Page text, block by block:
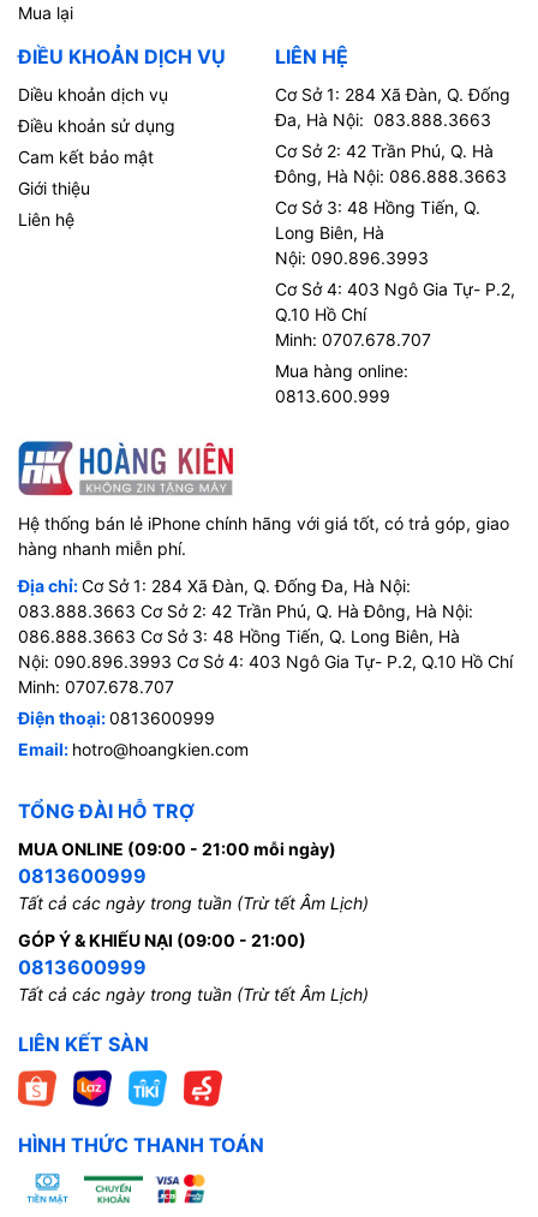
Mua lại
ĐIỀU KHOẢN DỊCH VỤ
Diều khoản dịch vụ
Điều khoản sử dụng
Cam kết bảo mật
Giới thiệu
Liên hệ
LIÊN HỆ
Cơ Sở 1: 284 Xã Đàn, Q. Đống
Đa, Hà Nội: 083.888.3663
Cơ Sở 2: 42 Trần Phú, Q. Hà
Đông, Hà Nội: 086.888.3663
Cơ Sở 3: 48 Hồng Tiến, Q.
Long Biên, Hà
Nội: 090.896.3993
Cơ Sở 4: 403 Ngô Gia Tự- P.2,
Q.10 Hồ Chí
Minh: 0707.678.707
Mua hàng online:
0813.600.999
Hệ thống bán lẻ iPhone chính hãng với giá tốt, có trả góp, giao
hàng nhanh miễn phí.
Địa chỉ:Cơ Sở 1: 284 Xã Đàn, Q. Đống Đa, Hà Nội:
083.888.3663 Cơ Sở 2: 42 Trần Phú, Q. Hà Đông, Hà Nội:
086.888.3663 Cơ Sở 3: 48 Hồng Tiến, Q. Long Biên, Hà
Nội: 090.896.3993 Cơ Sở 4: 403 Ngô Gia Tự- P.2, Q.10 Hồ Chí
Minh: 0707.678.707
Điện thoại:0813600999
Email: hotro@hoangkien.com
TỔNG ĐÀI HỖ TRỢ
MUA ONLINE (09:00 - 21:00 mỗi ngày)
0813600999
Tất cả các ngày trong tuần (Trừ tết Âm Lịch)
GÓP Ý & KHIẾU NẠI (09:00 - 21:00)
0813600999
Tất cả các ngày trong tuần (Trừ tết Âm Lịch)
LIÊN KẾT SÀN
HÌNH THỨC THANH TOÁN